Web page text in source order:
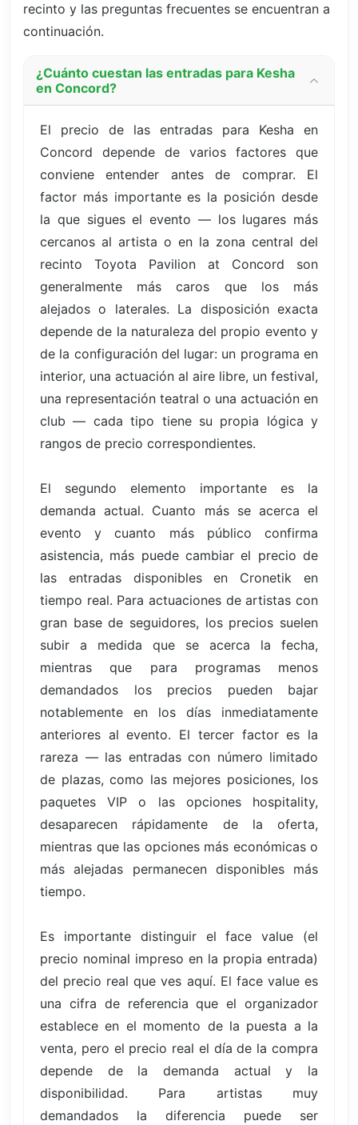
recinto y las preguntas frecuentes se encuentran a
continuación.
¿Cuánto cuestan las entradas para Kesha
en Concord?
El precio de las entradas para Kesha en
Concord depende de varios factores que
conviene entender antes de comprar. El
factor más importante es la posición desde
la que sigues el evento — los lugares más
cercanos al artista o en la zona central del
recinto Toyota Pavilion at Concord son
generalmente más caros que los más
alejados o laterales. La disposición exacta
depende de la naturaleza del propio evento y
de la configuración del lugar: un programa en
interior, una actuación al aire libre, un festival,
una representación teatral o una actuación en
club — cada tipo tiene su propia lógica y
rangos de precio correspondientes.
El segundo elemento importante es la
demanda actual. Cuanto más se acerca el
evento y cuanto más público confirma
asistencia, más puede cambiar el precio de
las entradas disponibles en Cronetik en
tiempo real. Para actuaciones de artistas con
gran base de seguidores, los precios suelen
subir a medida que se acerca la fecha,
mientras que para programas menos
demandados los precios pueden bajar
notablemente en los días inmediatamente
anteriores al evento. El tercer factor es la
rareza — las entradas con número limitado
de plazas, como las mejores posiciones, los
paquetes VIP o las opciones hospitality,
desaparecen rápidamente de la oferta,
mientras que las opciones más económicas o
más alejadas permanecen disponibles más
tiempo.
Es importante distinguir el face value (el
precio nominal impreso en la propia entrada)
del precio real que ves aquí. El face value es
una cifra de referencia que el organizador
establece en el momento de la puesta a la
venta, pero el precio real el día de la compra
depende de la demanda actual y la
disponibilidad. Para artistas muy
demandados la diferencia puede ser